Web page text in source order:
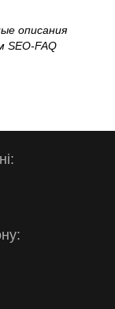
описания
SEO-FAQ